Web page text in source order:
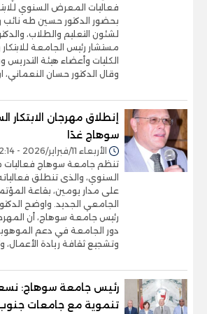
فعاليات المعرض السنوي
بحضور الدكتور حسين طه نائب
لشئون التعليم والطلاب،
مستشار رئيس الجامعة
الكليات وأعضاء هيئة التدريس
وقال الدكتور حسان
إنطلاق مهرجان الابتكار
سوهاج غدًا
الأربعاء 11/فبراير/2026 - 12:14 ص
تنظم جامعة سوهاج فعاليات
على مدار يومين، بقاعة
الجامعي الجديد. واوضح
رئيس جامعة سوهاج، أن
دور الجامعة في دعم
وتشجيع ثقافة ريادة الأعمال،
رئيس جامعة سوهاج:
تنموية مع جامعات